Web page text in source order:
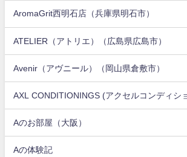
AromaGrit西明石店（兵庫県明石市）
ATELIER（アトリエ）（広島県広島市）
Avenir（アヴニール）（岡山県倉敷市）
AXL CONDITIONINGS (アクセルコンディシ
Aのお部屋（大阪）
Aの体験記